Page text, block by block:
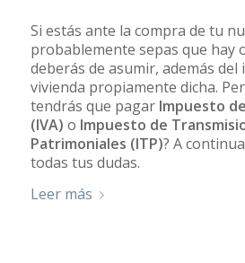
Si estás ante la compra de tu
probablemente sepas que hay
deberás de asumir, además del
vivienda propiamente dicha.
tendrás que pagar Impuesto
(IVA) o Impuesto de
Patrimoniales (ITP)? A
todas tus dudas.
Leer más